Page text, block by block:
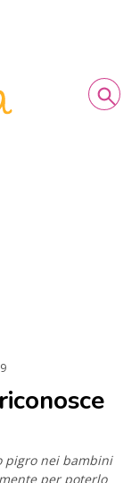
pigro nei bambini
per poterlo